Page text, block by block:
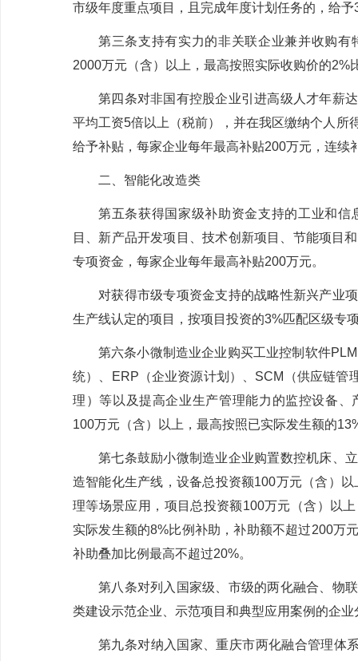
市级年度重点项目，且完成年度计划任务的，给予
第三条支持有实力的非关联企业兼并收购
2000万元（含）以上，最高按照实际收购价的2%
第四条对非国有控股企业引进高级人才年薪
平均工资5倍以上（税前），并在我区缴纳个人所
给予补贴，每家企业每年最高补贴200万元，连续
二、智能化改造类
第五条获得国家级补助资金支持的工业和
目、新产品开发项目、技术创新项目、节能项目和
专项资金，每家企业每年最高补贴200万元。
对获得市级专项资金支持的战略性新兴产业
生产线认定的项目，按项目投资的3%匹配区级专
第六条小微制造业企业购买工业控制软件PLM
统）、
ERP （企业资源计划）、 SCM
（供应链管
理）等以及提高企业生产管理能力的监控设备
100万元（含）以上，最高按照已实际发生额的
第七条鼓励小微制造业企业购置数控机床、
造智能化生产线，设备总投资额100万元（含）
理等场景应用，项目总投资额100万元（含）以
实际发生额的8%比例补助，补助额不超过200万
补助叠加比例最高不超过20%。
第八条对列入国家级、市级的两化融合、物
类建设示范企业、示范项目和典型应用案例的企业
第九条对纳入国家、重庆市两化融合管理体